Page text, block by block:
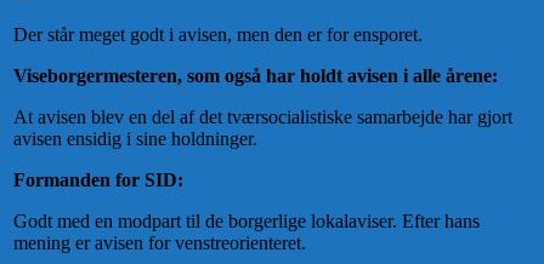
Der står meget godt i avisen, men den er for ensporet.
Viseborgermesteren, som også har holdt avisen i alle årene:
At avisen blev en del af det tværsocialistiske samarbejde har gjort
avisen ensidig i sine holdninger.
Formanden for SID:
Godt med en modpart til de borgerlige lokalaviser. Efter hans
mening er avisen for venstreorienteret.